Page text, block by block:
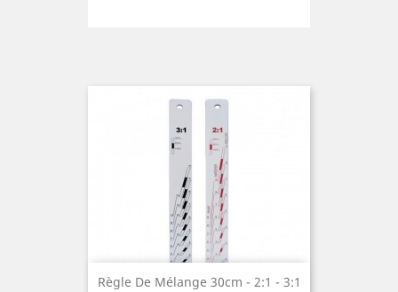
Règle De Mélange 30cm - 2:1 - 3:1